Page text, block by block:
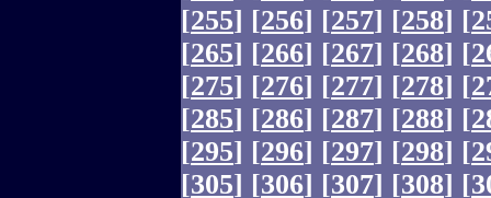
[255] [256] [257] [258] [
[265] [266] [267] [268] [
[275] [276] [277] [278] [
[285] [286] [287] [288] [
[295] [296] [297] [298] [
[305] [306] [307] [308] [